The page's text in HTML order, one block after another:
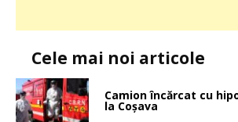
Cele mai noi articole
Camion încărcat cu
la Coșava